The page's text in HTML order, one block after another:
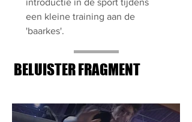
een kleine training aan de
'baarkes'.
BELUISTER FRAGMENT